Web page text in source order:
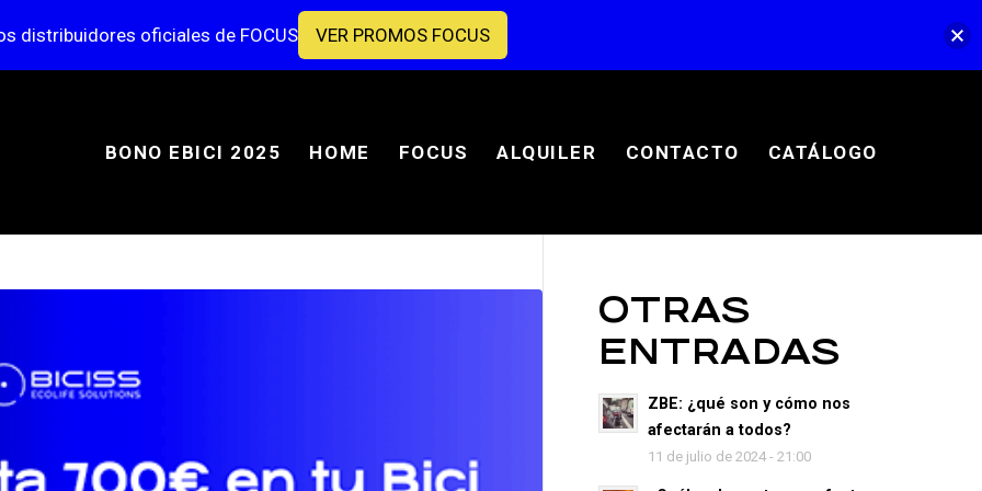
BONO EBICI 2025 HOME FOCUS ALQUILER CONTACTO CATÁLOGO
OTRAS
ENTRADAS
ZBE: ¿qué son y cómo nos
afectarán a todos?
11 de julio de 2024 - 21:00
distribuidores oficiales de FOCUS VER PROMOS FOCUS